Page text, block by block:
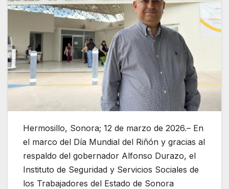
Hermosillo, Sonora; 12 de marzo de 2026.– En
el marco del Día Mundial del Riñón y gracias al
respaldo del gobernador Alfonso Durazo, el
Instituto de Seguridad y Servicios Sociales de
los Trabajadores del Estado de Sonora